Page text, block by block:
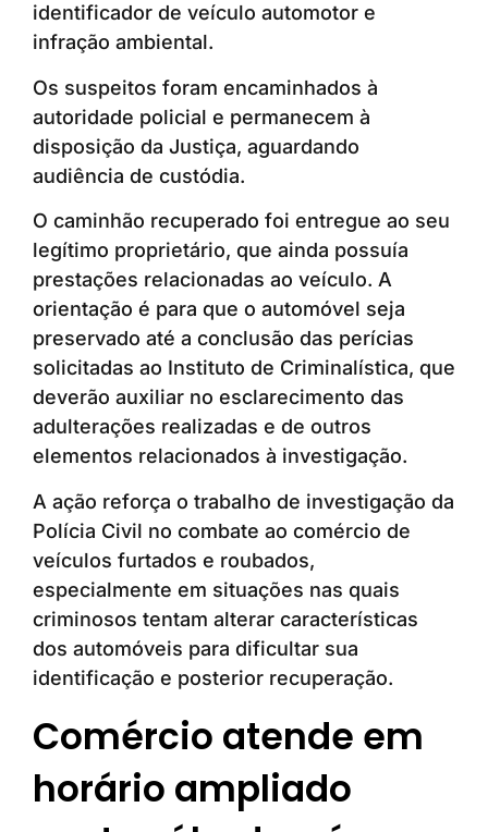
identificador de veículo automotor e
infração ambiental.
Os suspeitos foram encaminhados à
autoridade policial e permanecem à
disposição da Justiça, aguardando
audiência de custódia.
O caminhão recuperado foi entregue ao seu
legítimo proprietário, que ainda possuía
prestações relacionadas ao veículo. A
orientação é para que o automóvel seja
preservado até a conclusão das perícias
solicitadas ao Instituto de Criminalística, que
deverão auxiliar no esclarecimento das
adulterações realizadas e de outros
elementos relacionados à investigação.
A ação reforça o trabalho de investigação da
Polícia Civil no combate ao comércio de
veículos furtados e roubados,
especialmente em situações nas quais
criminosos tentam alterar características
dos automóveis para dificultar sua
identificação e posterior recuperação.
Comércio atende em
horário ampliado